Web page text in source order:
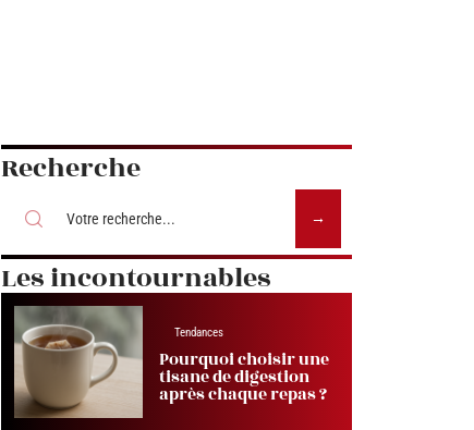
Recherche
Les incontournables
Tendances
Pourquoi choisir une
tisane de digestion
après chaque repas ?